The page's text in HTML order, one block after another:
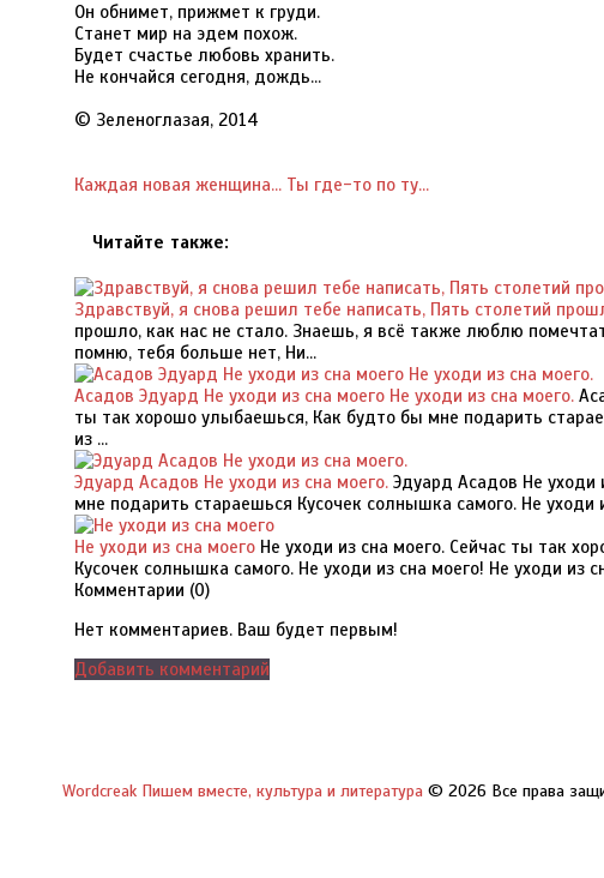
Он обнимет, прижмет к груди.
Станет мир на эдем похож.
Будет счастье любовь хранить.
Не кончайся сегодня, дождь…
© Зеленоглазая, 2014
Каждая новая женщина... Ты где-то по ту...
Читайте также:
Здравствуй, я снова решил тебе написать, Пять столетий
прошло, как нас не стало. Знаешь, я всё также люблю
помню, тебя больше нет, Ни...
Асадов Эдуард Не уходи из сна моего Не уходи из сна моего.
ты так хорошо улыбаешься, Как будто бы мне подарить
из ...
Эдуард Асадов Не уходи из сна моего.Эдуард Асадов Не уходи
мне подарить стараешься Кусочек солнышка самого. Не уходи
Не уходи из сна моегоНе уходи из сна моего. Сейчас ты так
Кусочек солнышка самого. Не уходи из сна моего! Не уходи из
Комментарии (0)
Нет комментариев. Ваш будет первым!
Добавить комментарий
Wordcreak Пишем вместе, культура и литература © 2026 Все права